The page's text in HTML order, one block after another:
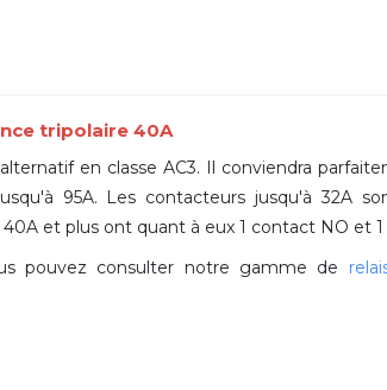
tripolaire 40A
en classe AC3. Il conviendra
95A. Les contacteurs jusqu'à 32A
et plus ont quant à eux 1 contact NO et
pouvez consulter notre gamme de